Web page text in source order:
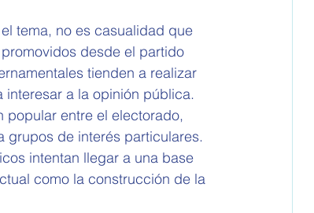
tema, no es casualidad que
desde el partido
tienden a realizar
a la opinión pública.
popular entre el electorado,
grupos de interés particulares.
intentan llegar a una base
como la construcción de la